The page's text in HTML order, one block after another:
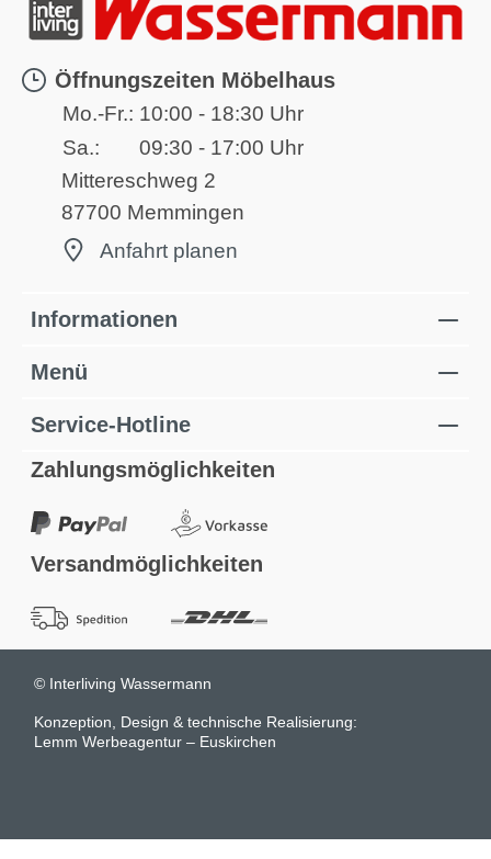
Öffnungszeiten Möbelhaus
Mo.-Fr.: 10:00 - 18:30 Uhr
Sa.:
09:30 - 17:00 Uhr
Mittereschweg 2
87700 Memmingen
Anfahrt planen
Informationen
Menü
Service-Hotline
Zahlungsmöglichkeiten
Versandmöglichkeiten
© Interliving Wassermann
Konzeption, Design & technische Realisierung:
Lemm Werbeagentur – Euskirchen